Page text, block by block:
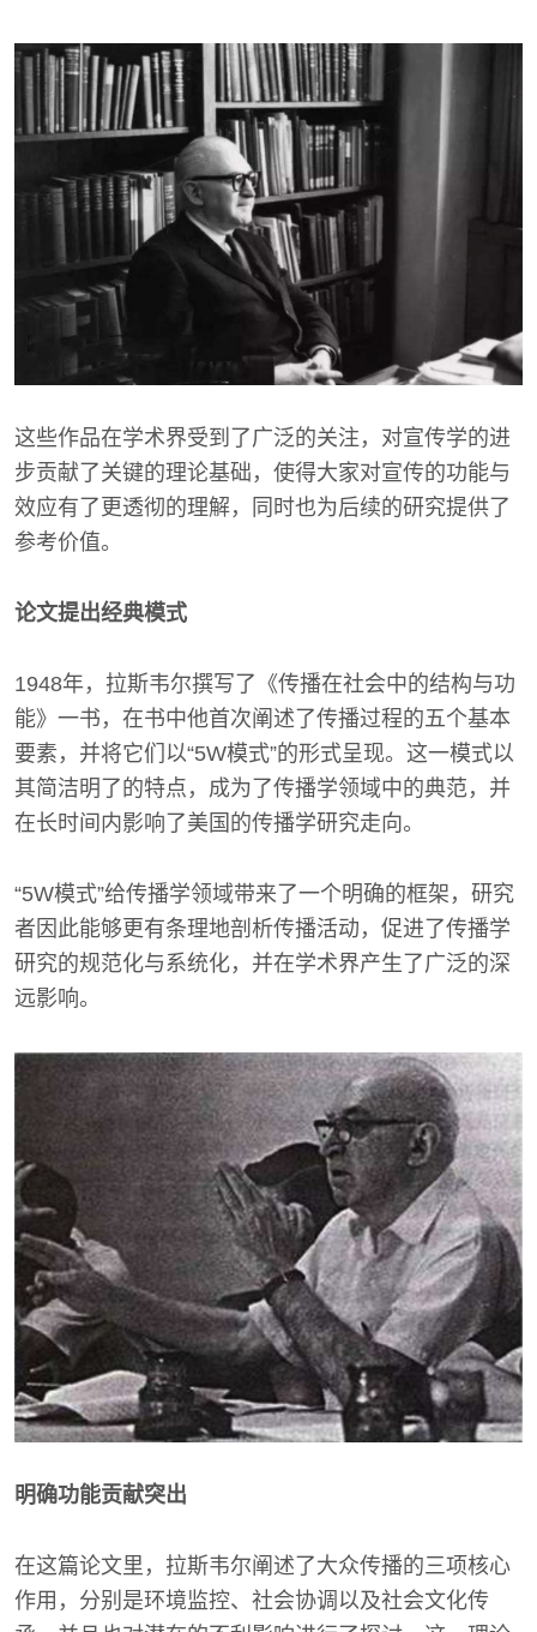
这些作品在学术界受到了广泛的关注，对宣传学的进
步贡献了关键的理论基础，使得大家对宣传的功能与
效应有了更透彻的理解，同时也为后续的研究提供了
参考价值。
论文提出经典模式
1948年，拉斯韦尔撰写了《传播在社会中的结构与功
能》一书，在书中他首次阐述了传播过程的五个基本
要素，并将它们以“5W模式”的形式呈现。这一模式以
其简洁明了的特点，成为了传播学领域中的典范，并
在长时间内影响了美国的传播学研究走向。
“5W模式”给传播学领域带来了一个明确的框架，研究
者因此能够更有条理地剖析传播活动，促进了传播学
研究的规范化与系统化，并在学术界产生了广泛的深
远影响。
明确功能贡献突出
在这篇论文里，拉斯韦尔阐述了大众传播的三项核心
作用，分别是环境监控、社会协调以及社会文化传